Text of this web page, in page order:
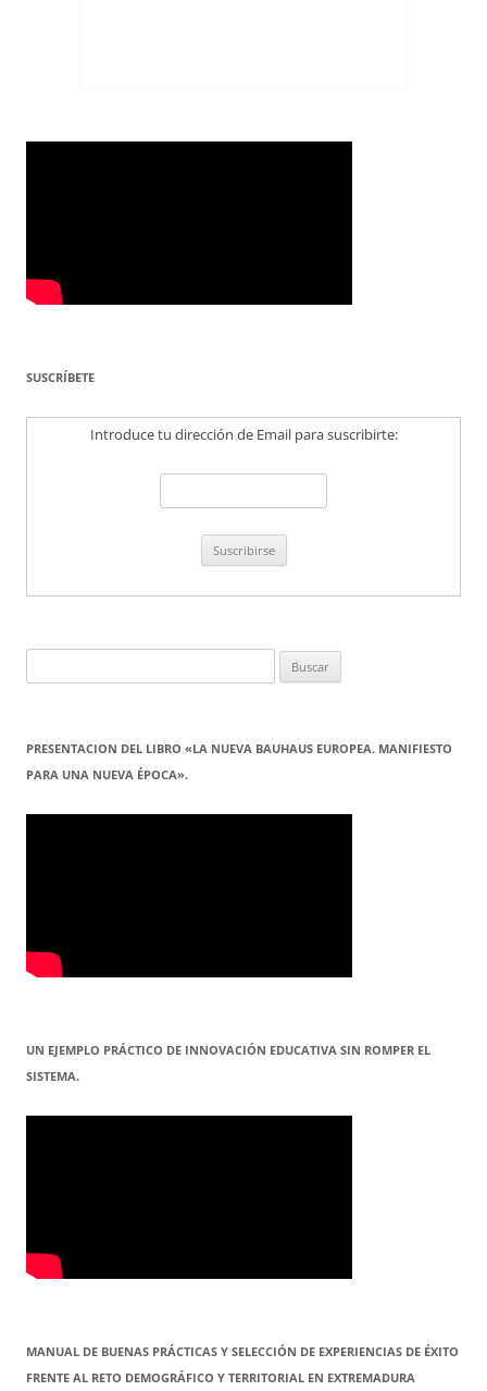
SUSCRÍBETE
Introduce tu dirección de Email para suscribirte:
PRESENTACION DEL LIBRO «LA NUEVA BAUHAUS EUROPEA. MANIFIESTO
PARA UNA NUEVA ÉPOCA».
UN EJEMPLO PRÁCTICO DE INNOVACIÓN EDUCATIVA SIN ROMPER EL
SISTEMA.
MANUAL DE BUENAS PRÁCTICAS Y SELECCIÓN DE EXPERIENCIAS DE ÉXITO
FRENTE AL RETO DEMOGRÁFICO Y TERRITORIAL EN EXTREMADURA